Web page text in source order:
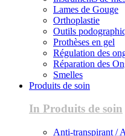
Lames de Gouge
Orthoplastie
Outils
Prothèses en gel
Régulation des
Réparation des
Smelles
Produits de soin
In Produits de soin
Anti-transpirant /